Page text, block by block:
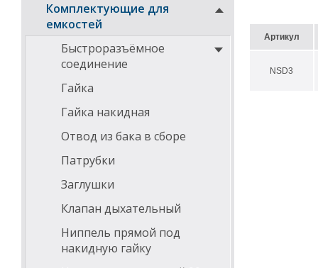
Комплектующие для
емкостей
Быстроразъёмное
соединение
Гайка
Гайка накидная
Отвод из бака в сборе
Патрубки
Заглушки
Клапан дыхательный
Ниппель прямой под
накидную гайку
Артикул
NSD3